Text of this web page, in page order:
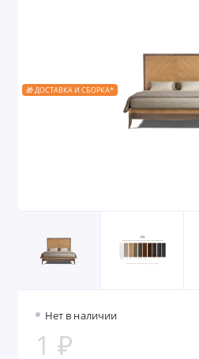
🎁 ДОСТАВКА И СБОРКА*
Нет в наличии
1 ₽